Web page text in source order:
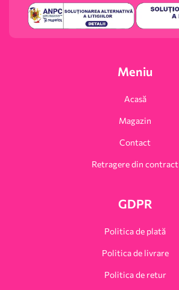
Meniu
Acasă
Magazin
Contact
Retragere din contract
GDPR
Politica de plată
Politica de livrare
Politica de retur